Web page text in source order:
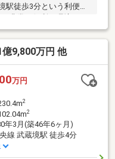
歩3分という利便性
した3階建。1階には約
【安心の軽量鉄骨造。
すっきりと広々使えま
を抑えた購入が可能で
9,800万円 他
万円
2
2
年3月(築46年6ヶ月)
線 武蔵境駅 徒歩4分